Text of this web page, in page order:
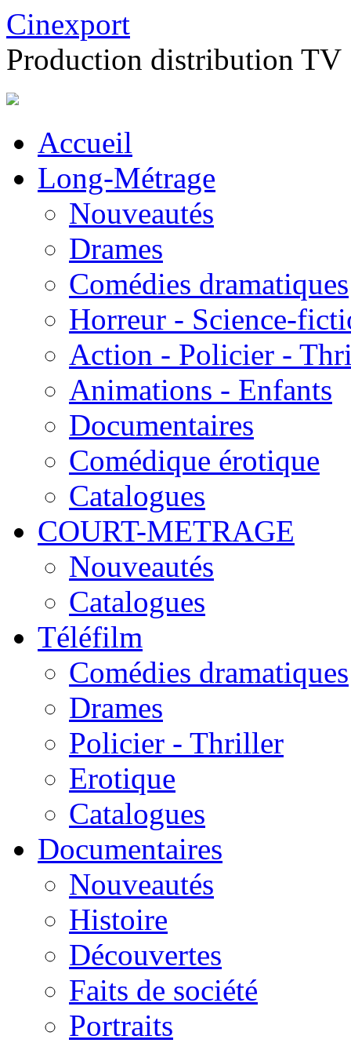
Cinexport
Production distribution TV
Accueil
Long-Métrage
Nouveautés
Drames
Comédies dramatiques
Horreur - Science-
Action - Policier -
Animations - Enfants
Documentaires
Comédique érotique
Catalogues
COURT-METRAGE
Nouveautés
Catalogues
Téléfilm
Comédies dramatiques
Drames
Policier - Thriller
Erotique
Catalogues
Documentaires
Nouveautés
Histoire
Découvertes
Faits de société
Portraits